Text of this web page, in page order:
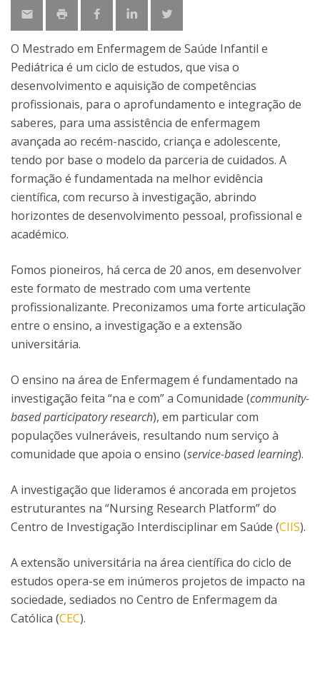
O Mestrado em Enfermagem de Saúde Infantil e
Pediátrica é um ciclo de estudos, que visa o
desenvolvimento e aquisição de competências
profissionais, para o aprofundamento e integração de
saberes, para uma assistência de enfermagem
avançada ao recém-nascido, criança e adolescente,
tendo por base o modelo da parceria de cuidados. A
formação é fundamentada na melhor evidência
científica, com recurso à investigação, abrindo
horizontes de desenvolvimento pessoal, profissional e
académico.
Fomos pioneiros, há cerca de 20 anos, em desenvolver
este formato de mestrado com uma vertente
profissionalizante. Preconizamos uma forte articulação
entre o ensino, a investigação e a extensão
universitária.
O ensino na área de Enfermagem é fundamentado na
investigação feita “na e com” a Comunidade (community-
based participatory research), em particular com
populações vulneráveis, resultando num serviço à
comunidade que apoia o ensino (service-based learning).
A investigação que lideramos é ancorada em projetos
estruturantes na “Nursing Research Platform” do
Centro de Investigação Interdisciplinar em Saúde (CIIS).
A extensão universitária na área científica do ciclo de
estudos opera-se em inúmeros projetos de impacto na
sociedade, sediados no Centro de Enfermagem da
Católica (CEC).